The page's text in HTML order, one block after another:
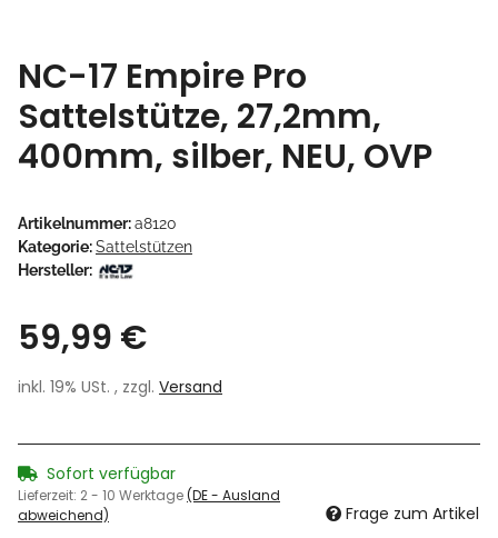
NC-17 Empire Pro
Sattelstütze, 27,2mm,
400mm, silber, NEU, OVP
Artikelnummer:a8120
Kategorie:Sattelstützen
Hersteller:
59,99 €
inkl. 19% USt. , zzgl. Versand
Sofort verfügbar
Lieferzeit: 2 - 10 Werktage(DE - Ausland
abweichend)
Frage zum Artikel